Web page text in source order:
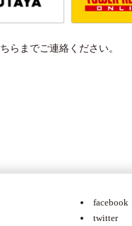
らまでご連絡ください。
facebook
twitter